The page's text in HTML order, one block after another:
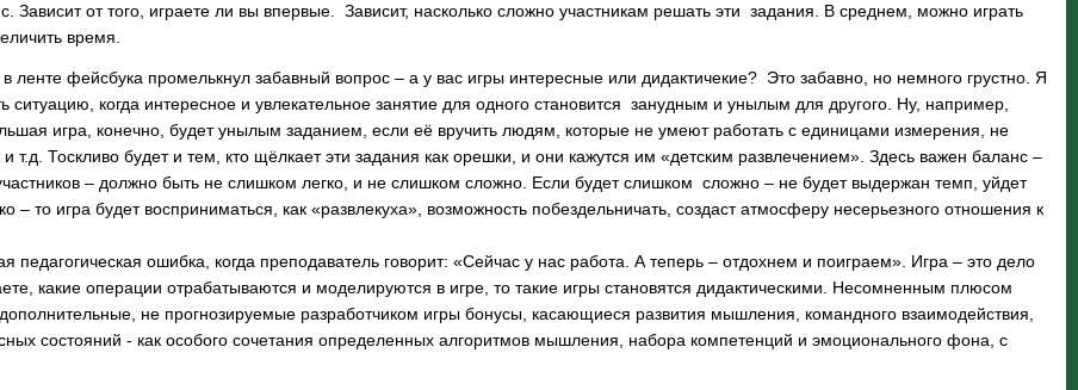
Зависит от того, играете ли вы впервые. Зависит, насколько сложно участникам решать эти задания. В среднем, можно играть
время.
ленте фейсбука промелькнул забавный вопрос – а у вас игры интересные или дидактичекие? Это забавно, но немного грустно. Я
ситуацию, когда интересное и увлекательное занятие для одного становится занудным и унылым для другого. Ну, например,
игра, конечно, будет унылым заданием, если её вручить людям, которые не умеют работать с единицами измерения, не
и т.д. Тоскливо будет и тем, кто щёлкает эти задания как орешки, и они кажутся им «детским развлечением». Здесь важен баланс –
– должно быть не слишком легко, и не слишком сложно. Если будет слишком сложно – не будет выдержан темп, уйдет
– то игра будет восприниматься, как «развлекуха», возможность побездельничать, создаст атмосферу несерьезного отношения к
педагогическая ошибка, когда преподаватель говорит: «Сейчас у нас работа. А теперь – отдохнем и поиграем». Игра – это дело
какие операции отрабатываются и моделируются в игре, то такие игры становятся дидактическими. Несомненным плюсом
не прогнозируемые разработчиком игры бонусы, касающиеся развития мышления, командного взаимодействия,
состояний - как особого сочетания определенных алгоритмов мышления, набора компетенций и эмоционального фона, с